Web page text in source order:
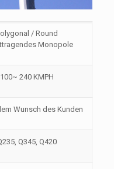
/ Round
Monopole
100~ 240 KMPH
Wunsch des Kunden
Q345, Q420